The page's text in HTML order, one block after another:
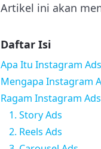
Artikel ini akan
Daftar Isi
Apa Itu Instagram
Mengapa Instagram
Ragam Instagram
1. Story Ads
2. Reels Ads